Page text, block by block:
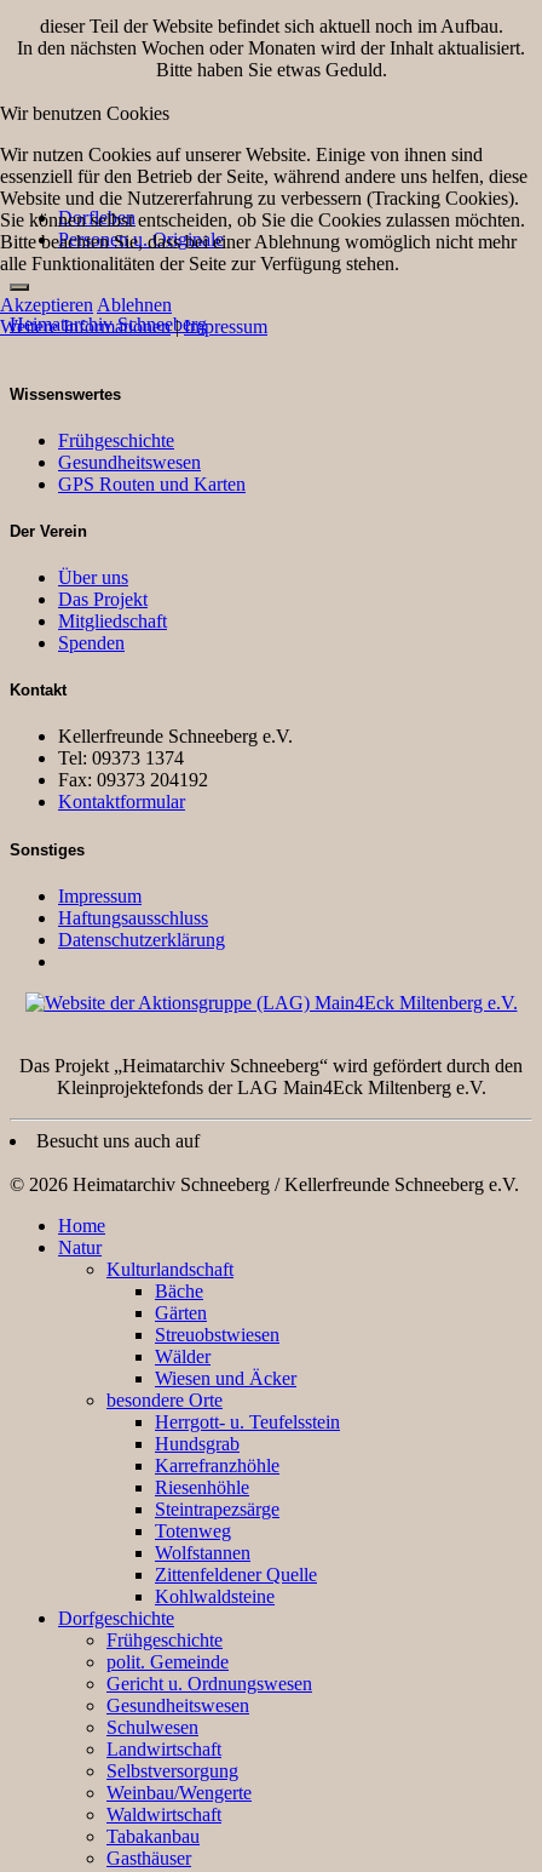
dieser Teil der Website befindet sich aktuell noch im Aufbau.
In den nächsten Wochen oder Monaten wird der Inhalt aktualisiert.
Bitte haben Sie etwas Geduld.
Dorfleben
Personen u. Originale
Heimatarchiv Schneeberg
Wissenswertes
Frühgeschichte
Gesundheitswesen
GPS Routen und Karten
Der Verein
Über uns
Das Projekt
Mitgliedschaft
Spenden
Kontakt
Kellerfreunde Schneeberg e.V.
Tel: 09373 1374
Fax: 09373 204192
Kontaktformular
Sonstiges
Impressum
Haftungsausschluss
Datenschutzerklärung
Das Projekt „Heimatarchiv Schneeberg“ wird gefördert durch den
Kleinprojektefonds der LAG Main4Eck Miltenberg e.V.
Besucht uns auch auf
© 2026 Heimatarchiv Schneeberg / Kellerfreunde Schneeberg e.V.
Home
Natur
Kulturlandschaft
Bäche
Gärten
Streuobstwiesen
Wälder
Wiesen und Äcker
besondere Orte
Herrgott- u. Teufelsstein
Hundsgrab
Karrefranzhöhle
Riesenhöhle
Steintrapezsärge
Totenweg
Wolfstannen
Zittenfeldener Quelle
Kohlwaldsteine
Dorfgeschichte
Frühgeschichte
polit. Gemeinde
Gericht u. Ordnungswesen
Gesundheitswesen
Schulwesen
Landwirtschaft
Selbstversorgung
Weinbau/Wengerte
Waldwirtschaft
Tabakanbau
Gasthäuser
Wir benutzen Cookies
Wir nutzen Cookies auf unserer Website. Einige von ihnen sind
essenziell für den Betrieb der Seite, während andere uns helfen, diese
Website und die Nutzererfahrung zu verbessern (Tracking Cookies).
Sie können selbst entscheiden, ob Sie die Cookies zulassen möchten.
Bitte beachten Sie, dass bei einer Ablehnung womöglich nicht mehr
alle Funktionalitäten der Seite zur Verfügung stehen.
Akzeptieren Ablehnen
Weitere Informationen|Impressum